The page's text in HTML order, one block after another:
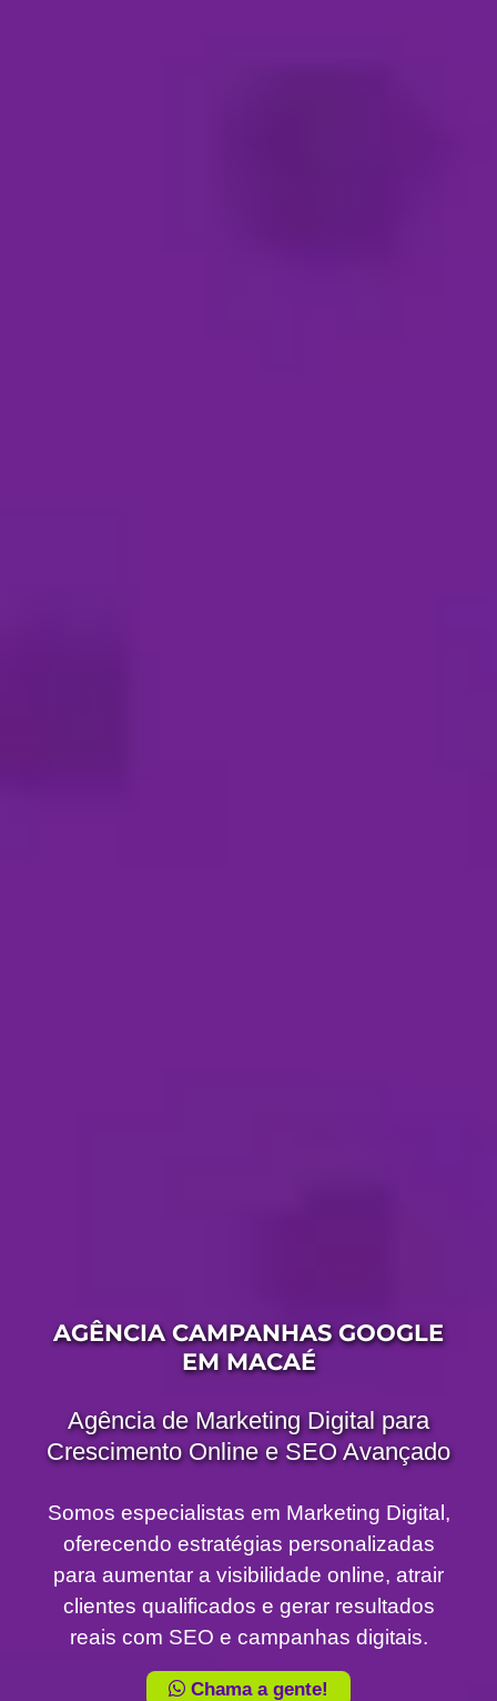
AGÊNCIA CAMPANHAS GOOGLE
EM MACAÉ
Agência de Marketing Digital para
Crescimento Online e SEO Avançado
Somos especialistas em Marketing Digital,
oferecendo estratégias personalizadas
para aumentar a visibilidade online, atrair
clientes qualificados e gerar resultados
reais com SEO e campanhas digitais.
Chama a gente!